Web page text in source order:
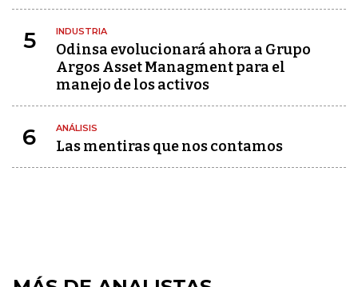
5 INDUSTRIA
Odinsa evolucionará ahora a Grupo
Argos Asset Managment para el
manejo de los activos
6 ANÁLISIS
Las mentiras que nos contamos